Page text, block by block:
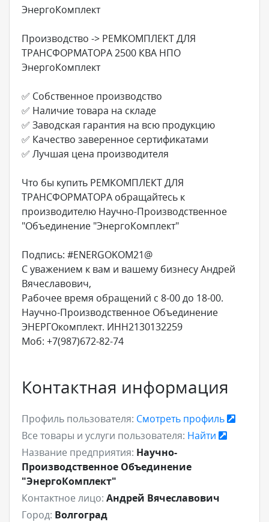
ЭнергоКомплект
Производство -> РЕМКОМПЛЕКТ ДЛЯ
ТРАНСФОРМАТОРА 2500 КВА НПО
ЭнергоКомплект
✅ Собственное производство
✅ Наличие товара на складе
✅ Заводская гарантия на всю продукцию
✅ Качество заверенное сертификатами
✅ Лучшая цена производителя
Что бы купить РЕМКОМПЛЕКТ ДЛЯ
ТРАНСФОРМАТОРА обращайтесь к
производителю Научно-Производственное
"Объединение "ЭнергоКомплект"
Подпись: #ENERGOKOM21@
С уважением к вам и вашему бизнесу Андрей
Вячеславович,
Рабочее время обращений с 8-00 до 18-00.
Научно-Производственное Объединение
ЭНЕРГОкомплект. ИНН2130132259
Моб: +7(987)672-82-74
Контактная информация
Профиль пользователя: Смотреть профиль
Все товары и услуги пользователя: Найти
Название предприятия: Научно-
Производственное Объединение
"ЭнергоКомплект"
Контактное лицо: Андрей Вячеславович
Город: Волгоград